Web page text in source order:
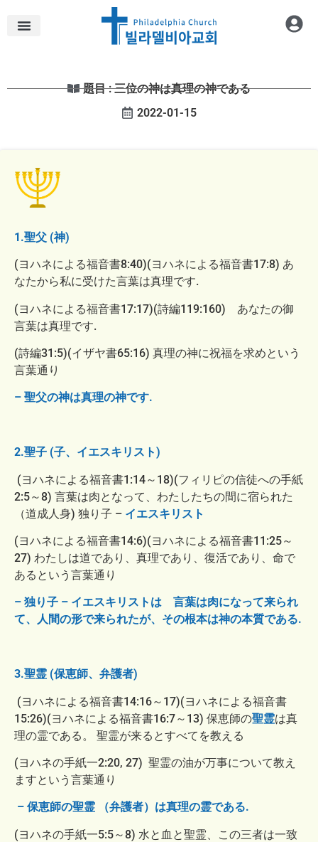
題目 : 三位の神は真理の神である
2022-01-15
1.聖父 (神)
(ヨハネによる福音書8:40)(ヨハネによる福音書17:8) あ
なたから私に受けた言葉は真理です.
(ヨハネによる福音書17:17)(詩編119:160) あなたの御
言葉は真理です.
(詩編31:5)(イザヤ書65:16) 真理の神に祝福を求めという
言葉通り
– 聖父の神は真理の神です.
2.聖子 (子、イエスキリスト)
(ヨハネによる福音書1:14～18)(フィリピの信徒への手紙
2:5～8) 言葉は肉となって、わたしたちの間に宿られた
（道成人身) 独り子 – イエスキリスト
(ヨハネによる福音書14:6)(ヨハネによる福音書11:25～
27) わたしは道であり、真理であり、復活であり、命で
あるという言葉通り
– 独り子 – イエスキリストは 言葉は肉になって来られ
て、人間の形で来られたが、その根本は神の本質である.
3.聖霊 (保恵師、弁護者)
(ヨハネによる福音書14:16～17)(ヨハネによる福音書
15:26)(ヨハネによる福音書16:7～13) 保恵師の聖霊は真
理の霊である。 聖霊が来るとすべてを教える
(ヨハネの手紙一2:20, 27) 聖霊の油が万事について教え
ますという言葉通り
– 保恵師の聖霊 （弁護者）は真理の霊である.
(ヨハネの手紙一5:5～8) 水と血と聖霊、この三者は一致